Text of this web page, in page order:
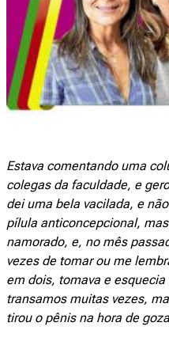
Estava comentando uma
colegas da faculdade, e
dei uma bela vacilada, e
pílula anticoncepcional,
namorado, e, no mês
vezes de tomar ou me
em dois, tomava e
transamos muitas vezes,
tirou o pênis na hora de